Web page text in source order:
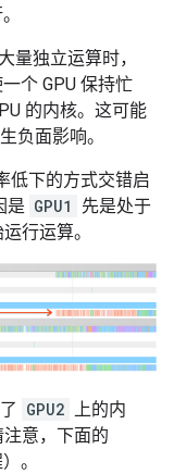
量独立运算时，
个 GPU 保持忙
的内核。这可能
负面影响。
低下的方式交错启
是 GPU1
先是处于
行运算。
GPU2 上的内
意，下面的
。